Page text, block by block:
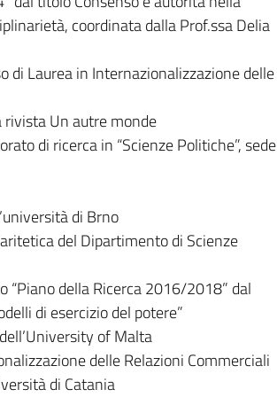
coordinata dalla Prof.ssa Delia
di Laurea in Internazionalizzazione delle
Un autre monde
di ricerca in “Scienze Politiche”, sede
di Brno
del Dipartimento di Scienze
della Ricerca 2016/2018” dal
di esercizio del potere”
of Malta
delle Relazioni Commerciali
di Catania